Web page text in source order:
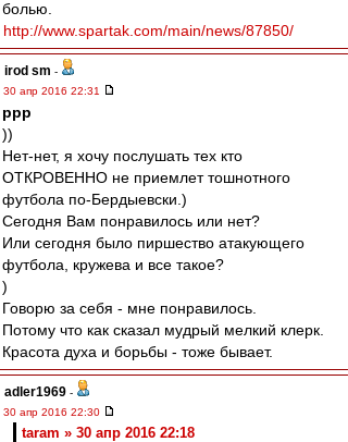
болью.
http://www.spartak.com/main/news/87850/
irod sm -
30 апр 2016 22:31
ppp
))
Нет-нет, я хочу послушать тех кто
ОТКРОВЕННО не приемлет тошнотного
футбола по-Бердыевски.)
Сегодня Вам понравилось или нет?
Или сегодня было пиршество атакующего
футбола, кружева и все такое?
)
Говорю за себя - мне понравилось.
Потому что как сказал мудрый мелкий клерк.
Красота духа и борьбы - тоже бывает.
adler1969 -
30 апр 2016 22:30
taram » 30 апр 2016 22:18